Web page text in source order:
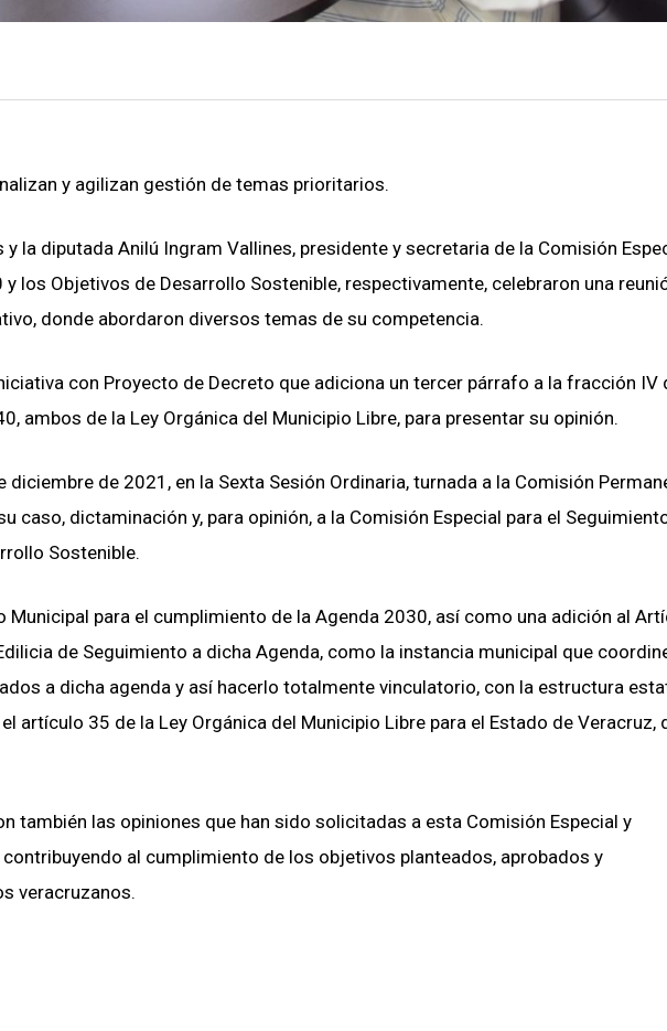
y agilizan gestión de temas prioritarios.
la diputada Anilú Ingram Vallines, presidente y secretaria de la Comisión
los Objetivos de Desarrollo Sostenible, respectivamente, celebraron una
donde abordaron diversos temas de su competencia.
con Proyecto de Decreto que adiciona un tercer párrafo a la fracción IV
ambos de la Ley Orgánica del Municipio Libre, para presentar su opinión.
de 2021, en la Sexta Sesión Ordinaria, turnada a la Comisión
caso, dictaminación y, para opinión, a la Comisión Especial para el
Sostenible.
Municipal para el cumplimiento de la Agenda 2030, así como una adición al
de Seguimiento a dicha Agenda, como la instancia municipal que
a dicha agenda y así hacerlo totalmente vinculatorio, con la estructura
artículo 35 de la Ley Orgánica del Municipio Libre para el Estado de Veracruz,
también las opiniones que han sido solicitadas a esta Comisión Especial y
al cumplimiento de los objetivos planteados, aprobados y
veracruzanos.